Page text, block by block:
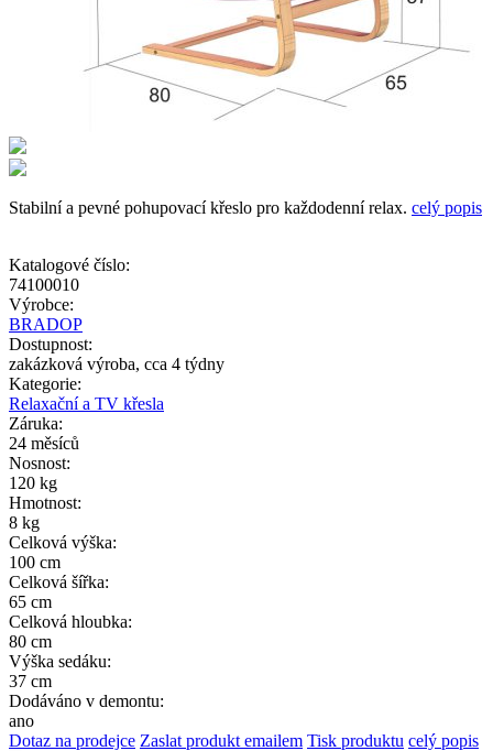
Stabilní a pevné pohupovací křeslo pro každodenní relax. celý popis
Katalogové číslo:
74100010
Výrobce:
BRADOP
Dostupnost:
zakázková výroba, cca 4 týdny
Kategorie:
Relaxační a TV křesla
Záruka:
24 měsíců
Nosnost:
120 kg
Hmotnost:
8 kg
Celková výška:
100 cm
Celková šířka:
65 cm
Celková hloubka:
80 cm
Výška sedáku:
37 cm
Dodáváno v demontu:
ano
Dotaz na prodejce Zaslat produkt emailem Tisk produktu celý popis